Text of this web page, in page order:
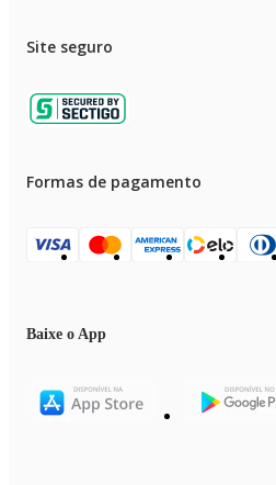
Site seguro
Formas de pagamento
Baixe o App